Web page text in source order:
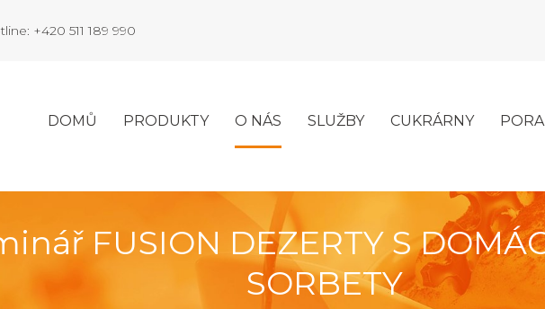
+420 511 189 990
DOMŮ PRODUKTY O NÁS SLUŽBY CUKRÁRNY
FUSION DEZERTY S
SORBETY